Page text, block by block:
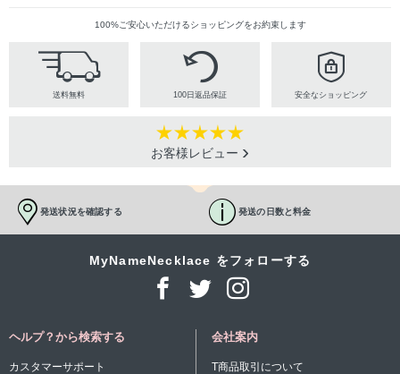
100%ご安心いただけるショッピングをお約束します
送料無料 100日返品保証 安全なショッピング
お客様レビュー
発送状況を確認する 発送の日数と料金
MyNameNecklace をフォローする
ヘルプ？から検索する
カスタマーサポート
会社案内
T商品取引について